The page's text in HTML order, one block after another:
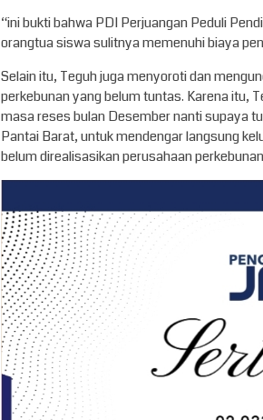
“ini bukti bahwa PDI Perjuangan Peduli
orangtua siswa sulitnya memenuhi biaya
Selain itu, Teguh juga menyoroti dan
perkebunan yang belum tuntas. Karena itu,
masa reses bulan Desember nanti supaya
Pantai Barat, untuk mendengar langsung
belum direalisasikan perusahaan